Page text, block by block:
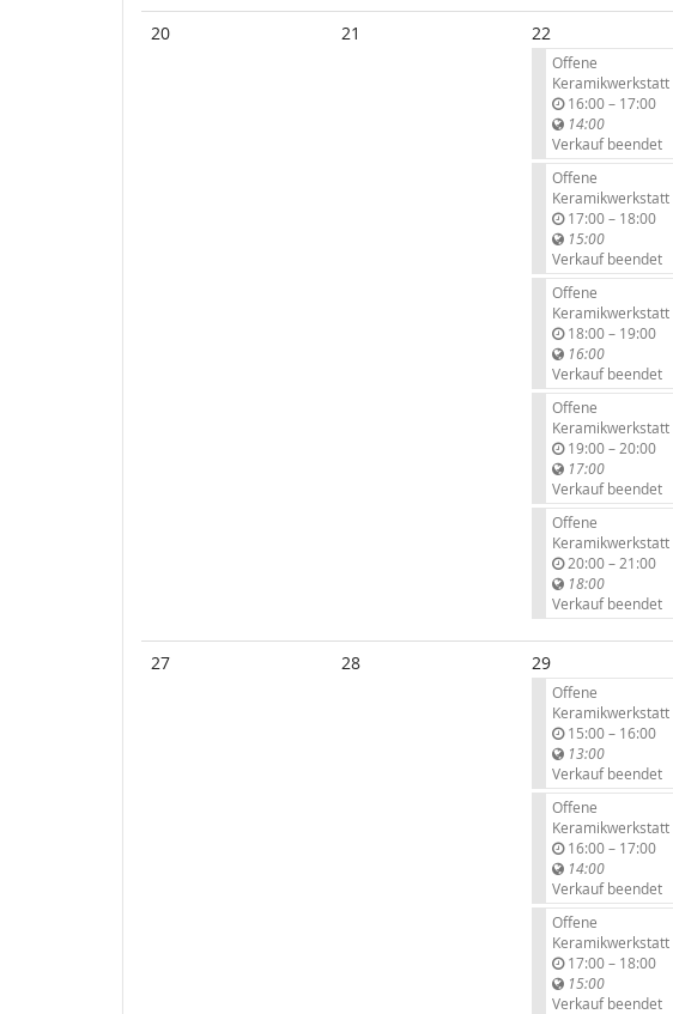
20 21 22
Offene
Keramikwerkstatt
16:00–b
s
17:00
14:00
Verkauf beendet
Offene
Keramikwerkstatt
17:00–b
s
18:00
15:00
Verkauf beendet
Offene
Keramikwerkstatt
18:00–b
s
19:00
16:00
Verkauf beendet
Offene
Keramikwerkstatt
19:00–b
s
20:00
17:00
Verkauf beendet
Offene
Keramikwerkstatt
20:00–b
s
21:00
18:00
Verkauf beendet
27 28 29
Offene
Keramikwerkstatt
15:00–b
s
16:00
13:00
Verkauf beendet
Offene
Keramikwerkstatt
16:00–b
s
17:00
14:00
Verkauf beendet
Offene
Keramikwerkstatt
17:00–b
s
18:00
15:00
Verkauf beendet